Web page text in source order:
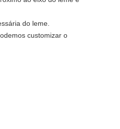
do leme.
customizar o